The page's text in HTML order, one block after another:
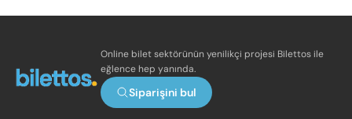
Online bilet sektörünün yenilikçi projesi Bilettos ile
eğlence hep yanında.
Siparişini bul